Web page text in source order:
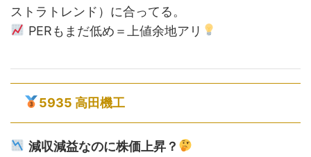
ストラトレンド）に合ってる。
PERもまだ低め＝上値余地アリ
5935 高田機工
減収減益なのに株価上昇？